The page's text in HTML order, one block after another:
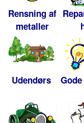
Rensning af
metaller
Udendørs